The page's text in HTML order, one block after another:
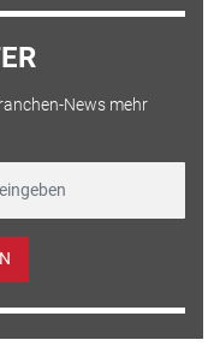
News mehr